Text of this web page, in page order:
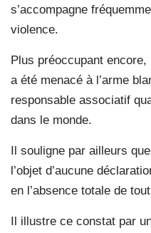
s’accompagne
violence.
Plus préoccupant
a été menacé à l’arme
responsable associatif
dans le monde.
Il souligne par ailleurs
l’objet d’aucune
en l’absence totale de
Il illustre ce constat par